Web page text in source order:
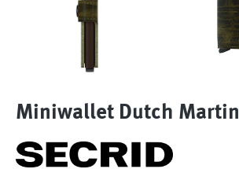
Miniwallet Dutch Martin